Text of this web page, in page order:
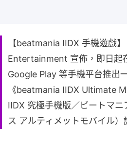
【beatmania IIDX 手機遊戲
Entertainment 宣佈，即日起
Google Play 等手機平台推出
《beatmania IIDX Ultimate
IIDX 究極手機版／ビートマニ
ス アルティメットモバイル）